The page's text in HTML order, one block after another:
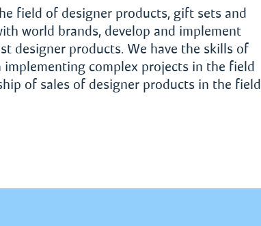
field of designer products, gift sets and
world brands, develop and implement
designer products. We have the skills of
complex projects in the field
of sales of designer products in the field